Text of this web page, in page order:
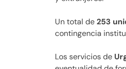
Un total de253
contingencia
Los servicios de